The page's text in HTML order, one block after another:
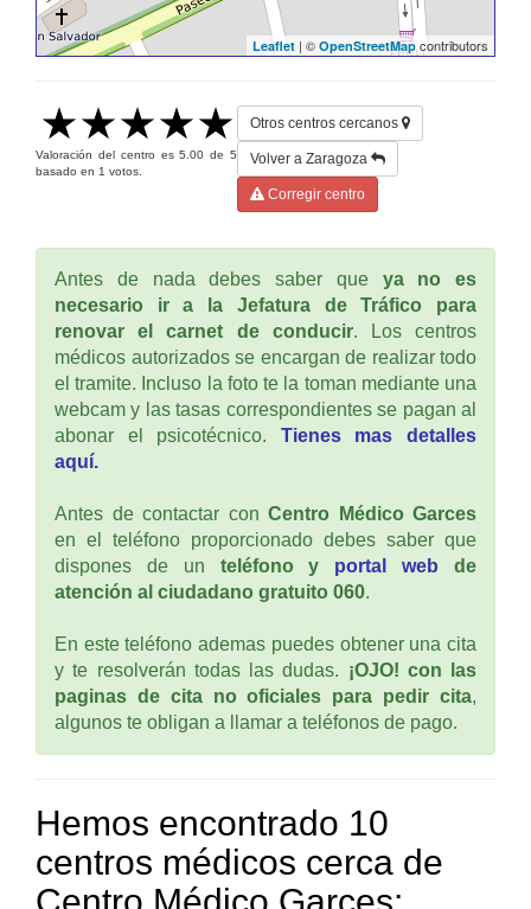
Leaflet | © OpenStreetMap contributors
Valoración del centro es5.00 de5
basado en 1 votos.
Otros centros cercanos
Volver a Zaragoza
Corregir centro
Antes de nada debes saber que ya no es
necesario ir a la Jefatura de Tráfico para
renovar el carnet de conducir. Los centros
médicos autorizados se encargan de realizar todo
el tramite. Incluso la foto te la toman mediante una
webcam y las tasas correspondientes se pagan al
abonar el psicotécnico. Tienes mas detalles
aquí.
Antes de contactar con Centro Médico Garces
en el teléfono proporcionado debes saber que
dispones de un teléfono y portal web de
atención al ciudadano gratuito 060.
En este teléfono ademas puedes obtener una cita
y te resolverán todas las dudas. ¡OJO! con las
paginas de cita no oficiales para pedir cita,
algunos te obligan a llamar a teléfonos de pago.
Hemos encontrado 10
centros médicos cerca de
Centro Médico Garces: